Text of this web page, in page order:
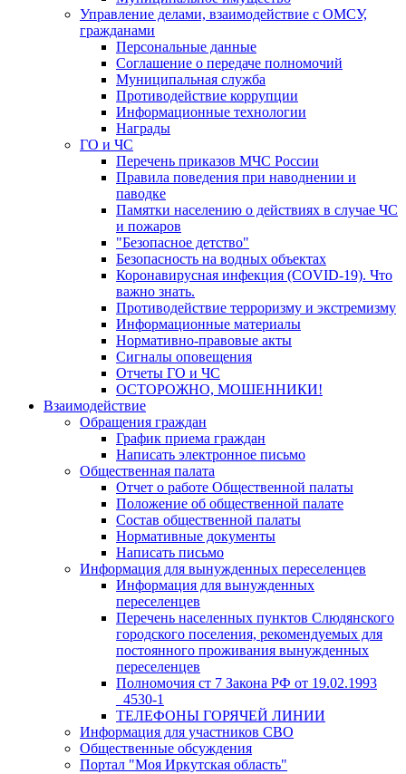
Управление делами, взаимодействие с ОМСУ,
гражданами
Персональные данные
Соглашение о передаче полномочий
Муниципальная служба
Противодействие коррупции
Информационные технологии
Награды
ГО и ЧС
Перечень приказов МЧС России
Правила поведения при наводнении и
паводке
Памятки населению о действиях в случае ЧС
и пожаров
"Безопасное детство"
Безопасность на водных объектах
Коронавирусная инфекция (COVID-19). Что
важно знать.
Противодействие терроризму и экстремизму
Информационные материалы
Нормативно-правовые акты
Сигналы оповещения
Отчеты ГО и ЧС
ОСТОРОЖНО, МОШЕННИКИ!
Взаимодействие
Обращения граждан
График приема граждан
Написать электронное письмо
Общественная палата
Отчет о работе Общественной палаты
Положение об общественной палате
Состав общественной палаты
Нормативные документы
Написать письмо
Информация для вынужденных переселенцев
Информация для вынужденных
переселенцев
Перечень населенных пунктов Слюдянского
городского поселения, рекомендуемых для
постоянного проживания вынужденных
переселенцев
Полномочия ст 7 Закона РФ от 19.02.1993
_4530-1
ТЕЛЕФОНЫ ГОРЯЧЕЙ ЛИНИИ
Информация для участников СВО
Общественные обсуждения
Портал "Моя Иркутская область"